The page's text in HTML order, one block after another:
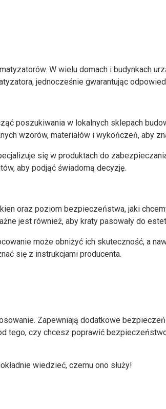
W wielu domach i budynkach
jednocześnie gwarantując
poszukiwania w lokalnych sklepach
wzorów, materiałów i wykończeń, aby
się w produktach do
aby podjąć świadomą decyzję.
oraz poziom bezpieczeństwa, jaki
jest również, aby kraty pasowały do
może obniżyć ich skuteczność, a
się z instrukcjami producenta.
Zapewniają dodatkowe
czy chcesz poprawić
wiedzieć, czemu ono służy!